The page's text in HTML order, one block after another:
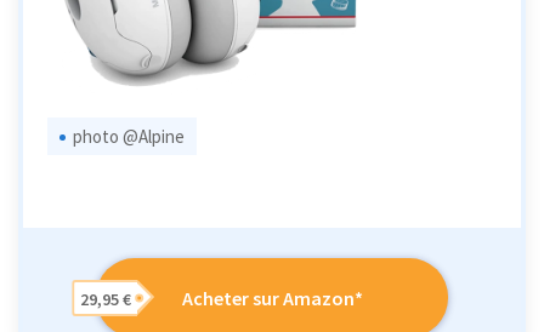
photo @Alpine
Acheter sur Amazon*
29,95 €